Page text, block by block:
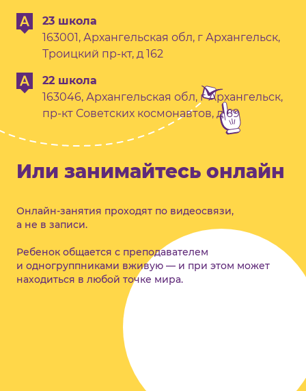
23 школа
163001, Архангельская обл, г Архангельск,
Троицкий пр-кт, д 162
22 школа
163046, Архангельская обл, г Архангельск,
пр-кт Советских космонавтов, д 69
Или занимайтесь онлайн
Онлайн-занятия проходят по видеосвязи,
а не в записи.
Ребенок общается с преподавателем
и одногруппниками вживую — и при этом может
находиться в любой точке мира.